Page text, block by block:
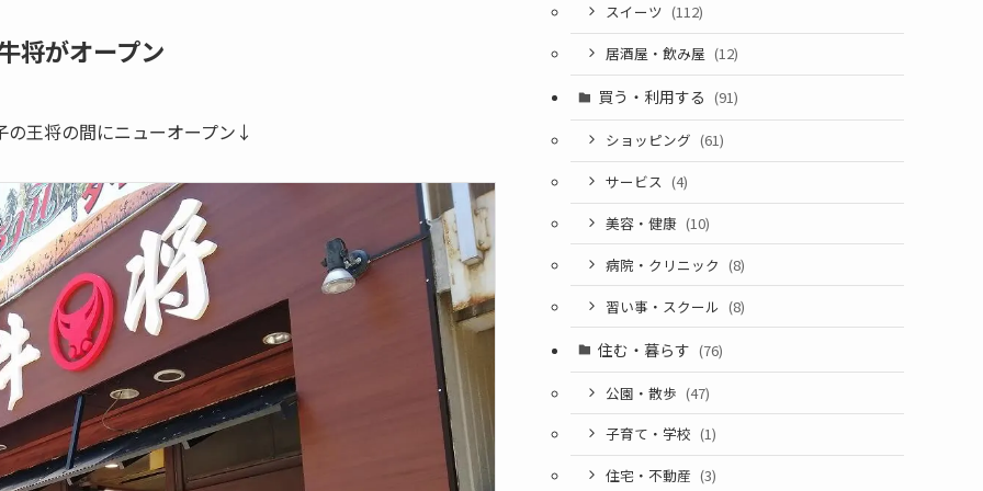
将がオープン
王将の間にニューオープン↓
スイーツ (112)
居酒屋・飲み屋 (12)
買う・利用する (91)
ショッピング (61)
サービス (4)
美容・健康 (10)
病院・クリニック (8)
習い事・スクール (8)
住む・暮らす (76)
公園・散歩 (47)
子育て・学校 (1)
住宅・不動産 (3)